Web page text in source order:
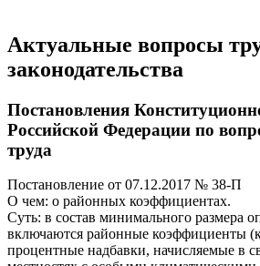
Актуальные вопросы
законодательства
Постановления
Российской Федерации по
труда
Постановление от 07.12.2017 № 38-П
О чем: о районных
Суть: в состав минимального размера
включаются районные коэффициенты
процентные надбавки, начисляемые в